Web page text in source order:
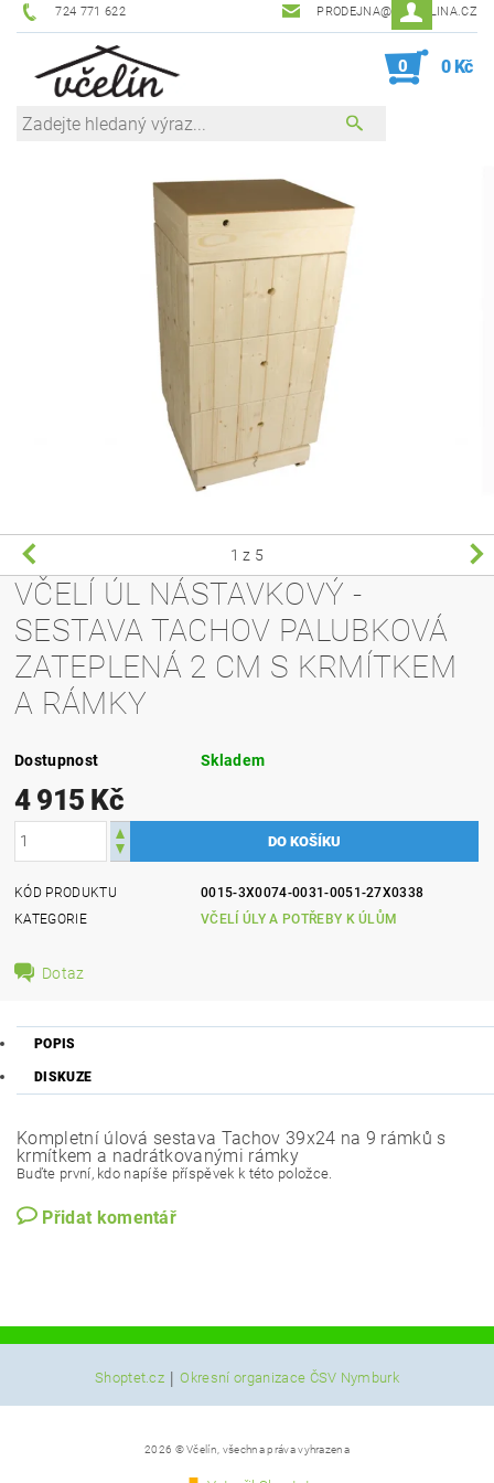
724 771 622 PRODEJNA@ZEVCELINA.CZ
0 0 Kč
1 z 5
VČELÍ ÚL NÁSTAVKOVÝ -
SESTAVA TACHOV PALUBKOVÁ
ZATEPLENÁ 2 CM S KRMÍTKEM
A RÁMKY
Dostupnost Skladem
4 915 Kč
KÓD PRODUKTU
0015-3X0074-0031-0051-27X0338
KATEGORIE
VČELÍ ÚLY A POTŘEBY K ÚLŮM
Dotaz
POPIS
DISKUZE
Kompletní úlová sestava Tachov 39x24 na 9 rámků s
krmítkem a nadrátkovanými rámky
Buďte první, kdo napíše příspěvek k této položce.
Přidat komentář
Shoptet.cz | Okresní organizace ČSV Nymburk
2026 © Včelín, všechna práva vyhrazena